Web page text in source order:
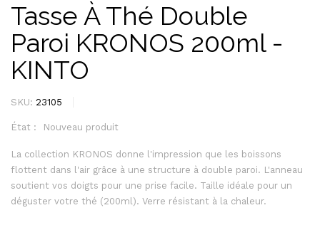
Tasse À Thé Double
Paroi KRONOS 200ml -
KINTO
SKU: 23105
État : Nouveau produit
La collection KRONOS donne l'impression que les boissons
flottent dans l'air grâce à une structure à double paroi. L'anneau
soutient vos doigts pour une prise facile. Taille idéale pour un
déguster votre thé (200ml). Verre résistant à la chaleur.